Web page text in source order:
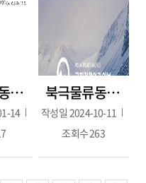
북극물류동향 108호(2024.11월-12월; 2024.12.26.)
14
북극물류동향 107호(8월-9월; 2024.10.10.)
작성일 2024-10-11
조회수263